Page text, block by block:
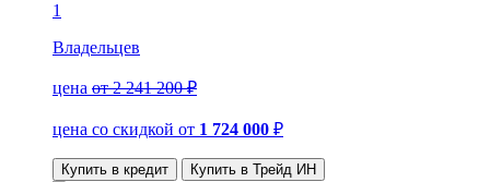
1
Владельцев
цена от 2 241 200 ₽
цена со скидкой от 1 724 000 ₽
Купить в кредит Купить в Трейд ИН